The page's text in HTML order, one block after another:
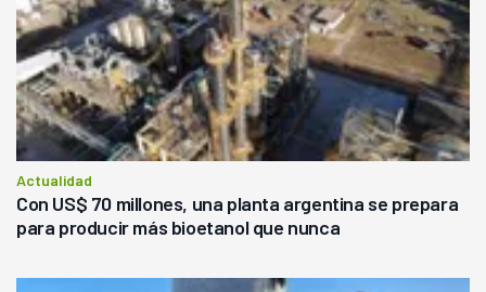
Actualidad
Con US$ 70 millones, una planta argentina se prepara
para producir más bioetanol que nunca